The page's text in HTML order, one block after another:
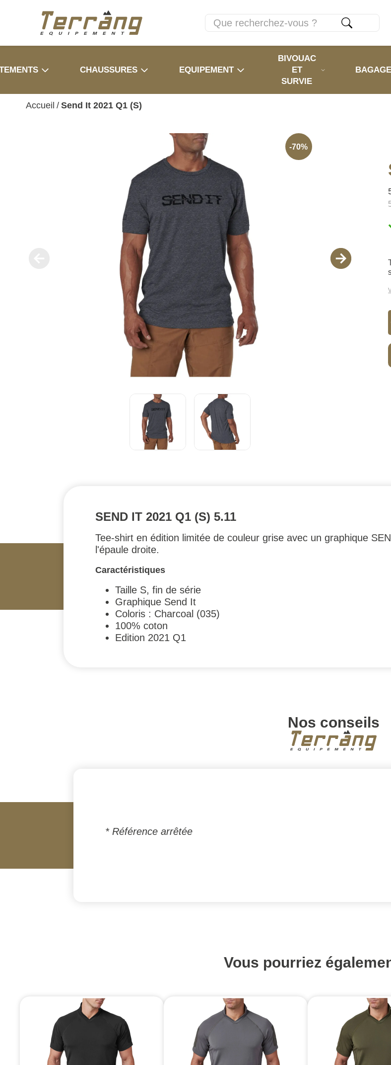
CHAUSSURES EQUIPEMENT
BIVOUAC
ET
SURVIE
Accueil / Send It 2021 Q1 (S)
-70%
SEND IT 2021 Q1 (S) 5.11
Tee-shirt en édition limitée de couleur grise avec un graphique
l'épaule droite.
Caractéristiques
Taille S, fin de série
Graphique Send It
Coloris : Charcoal (035)
100% coton
Edition 2021 Q1
Nos conseils
* Référence arrêtée
Vous pourriez